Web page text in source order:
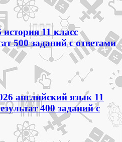
11 класс
500 заданий с ответами
английский язык 11
400 заданий с